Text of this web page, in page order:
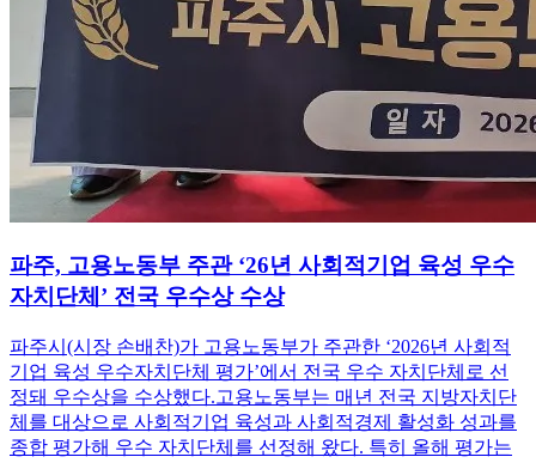
파주, 고용노동부 주관 ‘26년 사회적기업 육성 우수
자치단체’ 전국 우수상 수상
파주시(시장 손배찬)가 고용노동부가 주관한 ‘2026년 사회적
기업 육성 우수자치단체 평가’에서 전국 우수 자치단체로 선
정돼 우수상을 수상했다.고용노동부는 매년 전국 지방자치단
체를 대상으로 사회적기업 육성과 사회적경제 활성화 성과를
종합 평가해 우수 자치단체를 선정해 왔다. 특히 올해 평가는